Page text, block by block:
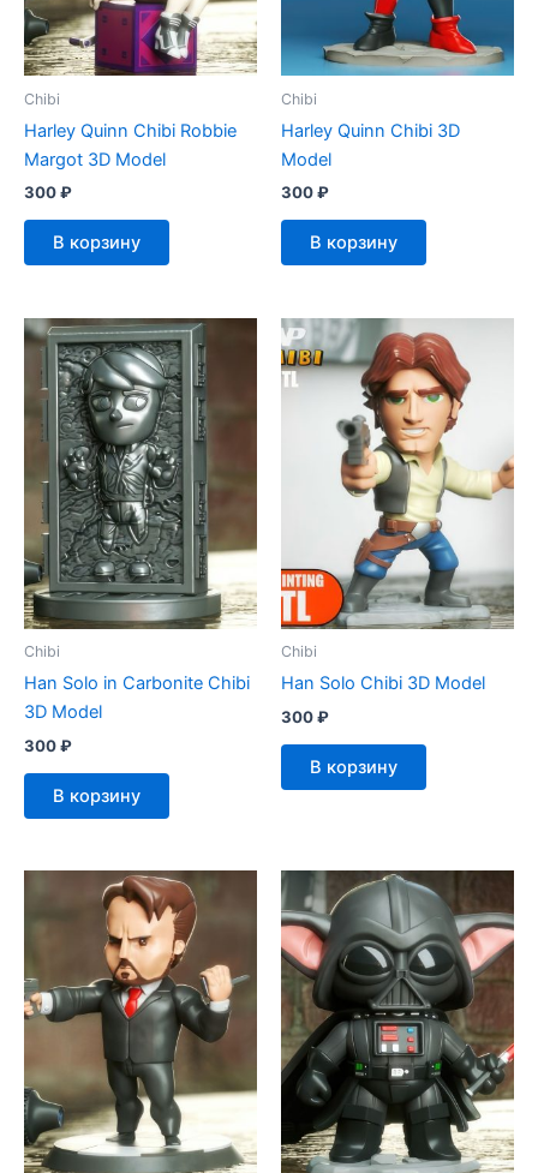
Chibi
Harley Quinn Chibi Robbie
Margot 3D Model
300₽
В корзину
Chibi
Harley Quinn Chibi 3D
Model
300₽
В корзину
Chibi
Han Solo in Carbonite Chibi
3D Model
300₽
В корзину
Chibi
Han Solo Chibi 3D Model
300₽
В корзину